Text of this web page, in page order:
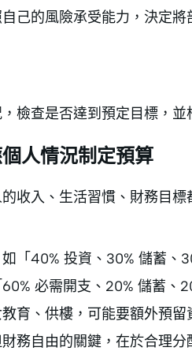
己的風險承受能力，決定
檢查是否達到預定目標，並
人情況制定預算
收入、生活習慣、財務目
「40% 投資、30% 儲蓄、
必需開支、20% 儲蓄、
育、供樓，可能要額外預留
務自由的關鍵，在於合理